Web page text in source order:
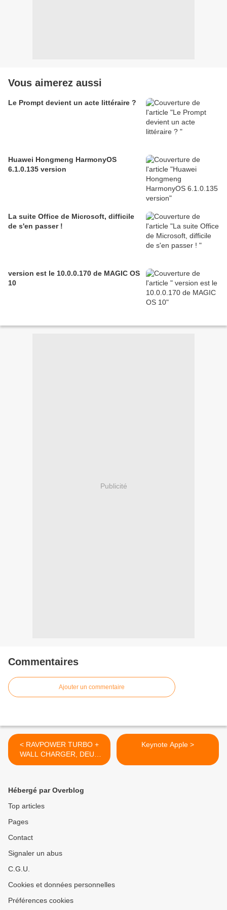
Vous aimerez aussi
Le Prompt devient un acte littéraire ?
Huawei Hongmeng HarmonyOS
6.1.0.135 version
La suite Office de Microsoft, difficile
de s'en passer !
version est le 10.0.0.170 de MAGIC OS
10
Publicité
Commentaires
Ajouter un commentaire
< RAVPOWER TURBO +
WALL CHARGER, DEUX
SORTIES, DEUX
Keynote Apple >
Hébergé par Overblog
Top articles
Pages
Contact
Signaler un abus
C.G.U.
Cookies et données personnelles
Préférences cookies